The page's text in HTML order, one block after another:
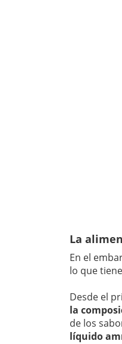
La
En el
lo que
Desde el
la
de los
líquido